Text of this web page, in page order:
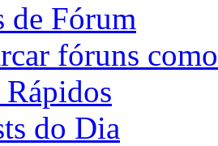
de Fórum
fóruns
do Dia